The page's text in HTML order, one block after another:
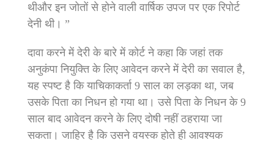
थीऔर इन जोतों से होने वाली वार्षिक उपज पर एक रिपोर्ट
देनी थी। ”
दावा करने में देरी के बारे में कोर्ट ने कहा कि जहां तक
अनुकंपा नियुक्ति के लिए आवेदन करने में देरी का सवाल है,
यह स्पष्ट है कि याचिकाकर्ता 9 साल का लड़का था, जब
उसके पिता का निधन हो गया था। उसे पिता के निधन के 9
साल बाद आवेदन करने के लिए दोषी नहीं ठहराया जा
सकता। जाहिर है कि उसने वयस्क होते ही आवश्यक